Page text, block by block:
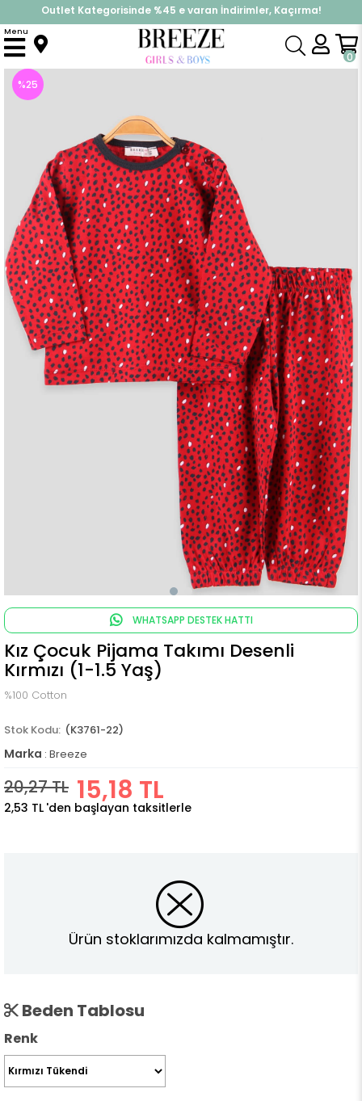
Outlet Kategorisinde %45 e varan İndirimler, Kaçırma!
İndirimlere ek %10 İndirimi Kap, Hemen Üye Ol!
0
Menu
Anasayfa Pijama & İç Giyim KIZ Pijama Takımları Kız Çocuk Pijama Takımı Desenli Kırmızı (1-1.5 Yaş)
%25
WHATSAPP DESTEK HATTI
Kız Çocuk Pijama Takımı Desenli
Kırmızı (1-1.5 Yaş)
%100 Cotton
(K3761-22)
Marka : Breeze
20,27 TL 15,18 TL
2,53 TL 'den başlayan taksitlerle
Ürün stoklarımızda kalmamıştır.
Beden Tablosu
Renk